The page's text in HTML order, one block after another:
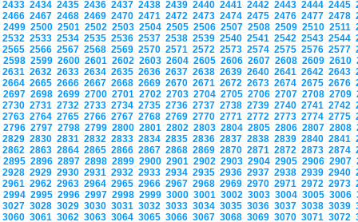
2433 2434 2435 2436 2437 2438 2439 2440 2441 2442 2443 2444 2445
2466 2467 2468 2469 2470 2471 2472 2473 2474 2475 2476 2477 2478
2499 2500 2501 2502 2503 2504 2505 2506 2507 2508 2509 2510 2511
2532 2533 2534 2535 2536 2537 2538 2539 2540 2541 2542 2543 2544
2565 2566 2567 2568 2569 2570 2571 2572 2573 2574 2575 2576 2577
2598 2599 2600 2601 2602 2603 2604 2605 2606 2607 2608 2609 2610
2631 2632 2633 2634 2635 2636 2637 2638 2639 2640 2641 2642 2643
2664 2665 2666 2667 2668 2669 2670 2671 2672 2673 2674 2675 2676
2697 2698 2699 2700 2701 2702 2703 2704 2705 2706 2707 2708 2709
2730 2731 2732 2733 2734 2735 2736 2737 2738 2739 2740 2741 2742
2763 2764 2765 2766 2767 2768 2769 2770 2771 2772 2773 2774 2775
2796 2797 2798 2799 2800 2801 2802 2803 2804 2805 2806 2807 2808
2829 2830 2831 2832 2833 2834 2835 2836 2837 2838 2839 2840 2841
2862 2863 2864 2865 2866 2867 2868 2869 2870 2871 2872 2873 2874
2895 2896 2897 2898 2899 2900 2901 2902 2903 2904 2905 2906 2907
2928 2929 2930 2931 2932 2933 2934 2935 2936 2937 2938 2939 2940
2961 2962 2963 2964 2965 2966 2967 2968 2969 2970 2971 2972 2973
2994 2995 2996 2997 2998 2999 3000 3001 3002 3003 3004 3005 3006
3027 3028 3029 3030 3031 3032 3033 3034 3035 3036 3037 3038 3039
3060 3061 3062 3063 3064 3065 3066 3067 3068 3069 3070 3071 3072